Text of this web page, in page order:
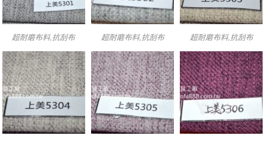
超耐磨布料,抗刮布 超耐磨布料,抗刮布 超耐磨布料,抗刮布